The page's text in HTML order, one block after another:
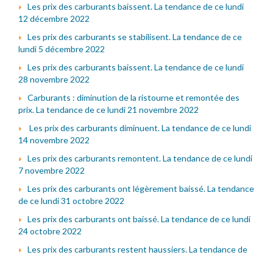
Les prix des carburants baissent. La tendance de ce lundi
12 décembre 2022
Les prix des carburants se stabilisent. La tendance de ce
lundi 5 décembre 2022
Les prix des carburants baissent. La tendance de ce lundi
28 novembre 2022
Carburants : diminution de la ristourne et remontée des
prix. La tendance de ce lundi 21 novembre 2022
Les prix des carburants diminuent. La tendance de ce lundi
14 novembre 2022
Les prix des carburants remontent. La tendance de ce lundi
7 novembre 2022
Les prix des carburants ont légèrement baissé. La tendance
de ce lundi 31 octobre 2022
Les prix des carburants ont baissé. La tendance de ce lundi
24 octobre 2022
Les prix des carburants restent haussiers. La tendance de